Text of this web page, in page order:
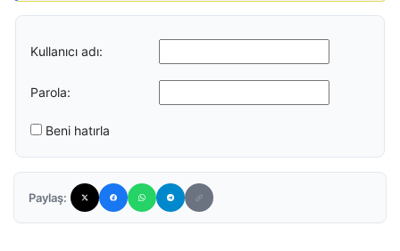
Kullanıcı adı:
Parola:
Beni hatırla
Paylaş: